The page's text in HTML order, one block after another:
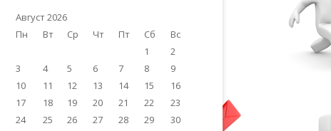
Август 2026
Пн
Вт Ср Чт Пт Сб
Вс
1
2
3
4 5 6 7 8
9
10
11 12 13 14 15
16
17
18 19 20 21 22
23
24
25 26 27 28 29
30